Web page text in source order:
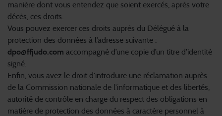
manière dont vous entendez que soient exercés, après votre
décès, ces droits.
Vous pouvez exercer ces droits auprès du Délégué à la
protection des données à l’adresse suivante :
dpo@ffjudo.com accompagné d’une copie d’un titre d’identité
signé.
Enfin, vous avez le droit d’introduire une réclamation auprès
de la Commission nationale de l’informatique et des libertés,
autorité de contrôle en charge du respect des obligations en
matière de protection des données à caractère personnel à